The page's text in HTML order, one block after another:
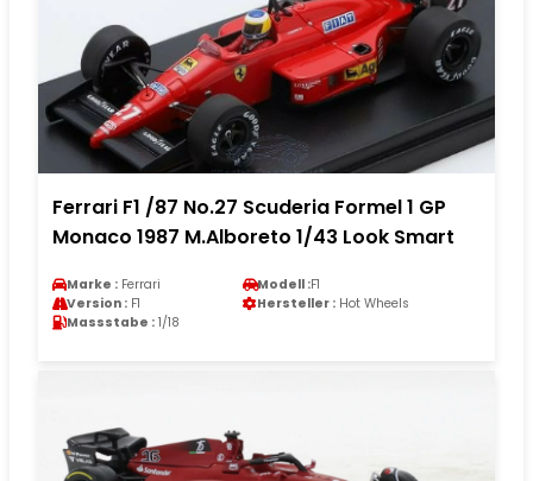
Ferrari F1 /87 No.27 Scuderia Formel 1 GP
Monaco 1987 M.Alboreto 1/43 Look Smart
Marke : Ferrari Modell :F1
Version : F1 Hersteller : Hot Wheels
Massstabe : 1/18